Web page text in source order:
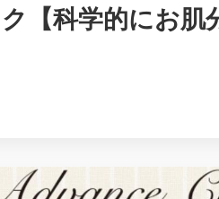
【科学的にお肌